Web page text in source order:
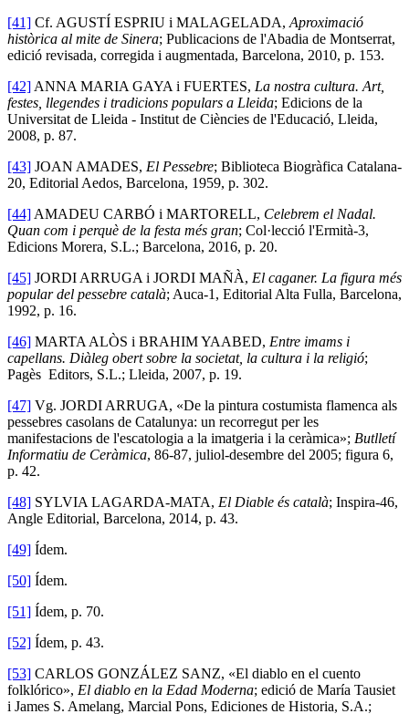
[41] Cf. AGUSTÍ ESPRIU i MALAGELADA, Aproximació
històrica al mite de Sinera; Publicacions de l'Abadia de Montserrat,
edició revisada, corregida i augmentada, Barcelona, 2010, p. 153.
[42] ANNA MARIA GAYA i FUERTES, La nostra cultura. Art,
festes, llegendes i tradicions populars a Lleida; Edicions de la
Universitat de Lleida - Institut de Ciències de l'Educació, Lleida,
2008, p. 87.
[43] JOAN AMADES, El Pessebre; Biblioteca Biogràfica Catalana-
20, Editorial Aedos, Barcelona, 1959, p. 302.
[44] AMADEU CARBÓ i MARTORELL, Celebrem el Nadal.
Quan com i perquè de la festa més gran; Col·lecció l'Ermità-3,
Edicions Morera, S.L.; Barcelona, 2016, p. 20.
[45] JORDI ARRUGA i JORDI MAÑÀ, El caganer. La figura més
popular del pessebre català; Auca-1, Editorial Alta Fulla, Barcelona,
1992, p. 16.
[46] MARTA ALÒS i BRAHIM YAABED, Entre imams i
capellans. Diàleg obert sobre la societat, la cultura i la religió;
Pagès Editors, S.L.; Lleida, 2007, p. 19.
[47] Vg. JORDI ARRUGA, «De la pintura costumista flamenca als
pessebres casolans de Catalunya: un recorregut per les
manifestacions de l'escatologia a la imatgeria i la ceràmica»; Butlletí
Informatiu de Ceràmica, 86-87, juliol-desembre del 2005; figura 6,
p. 42.
[48] SYLVIA LAGARDA-MATA, El Diable és català; Inspira-46,
Angle Editorial, Barcelona, 2014, p. 43.
[49] Ídem.
[50] Ídem.
[51] Ídem, p. 70.
[52] Ídem, p. 43.
[53] CARLOS GONZÁLEZ SANZ, «El diablo en el cuento
folklórico», El diablo en la Edad Moderna; edició de María Tausiet
i James S. Amelang, Marcial Pons, Ediciones de Historia, S.A.;